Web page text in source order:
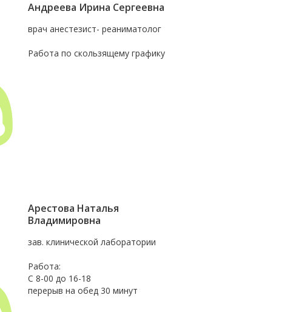
Андреева Ирина Сергеевна
врач анестезист- реаниматолог
Работа по скользящему графику
Арестова Наталья
Владимировна
зав. клинической лаборатории
Работа:
С 8-00 до 16-18
перерыв на обед 30 минут